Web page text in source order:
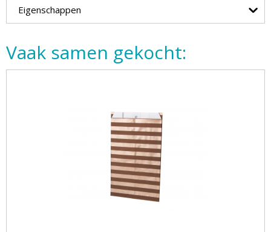
Eigenschappen
Vaak samen gekocht: